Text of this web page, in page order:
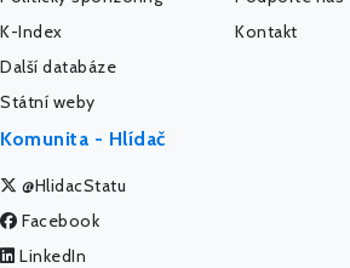
K-Index
Další databáze
Státní weby
Kontakt
Komunita - Hlídač
@HlidacStatu
Facebook
LinkedIn